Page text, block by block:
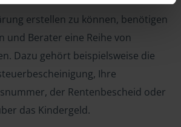
erstellen zu können, benötigen
und Berater eine Reihe von
Dazu gehört beispielsweise die
Ihre
der Rentenbescheid oder
das Kindergeld.